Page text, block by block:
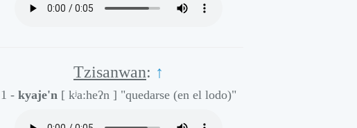
Tzisanwan: ↑
1 - kyaje'n [ kʲa:heʔn ] "quedarse (en el lodo)"